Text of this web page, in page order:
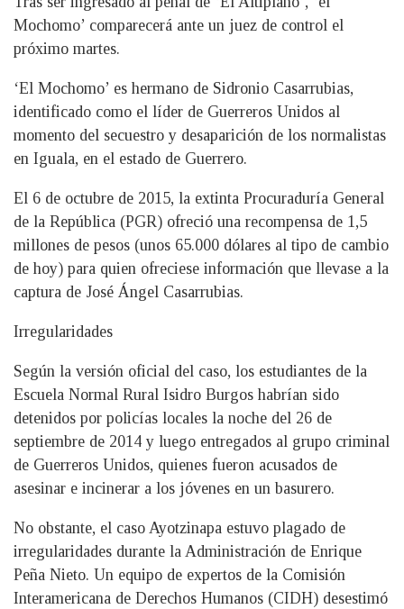
Mochomo’ comparecerá ante un juez de control el
próximo martes.
‘El Mochomo’ es hermano de Sidronio Casarrubias,
identificado como el líder de Guerreros Unidos al
momento del secuestro y desaparición de los normalistas
en Iguala, en el estado de Guerrero.
El 6 de octubre de 2015, la extinta Procuraduría General
de la República (PGR) ofreció una recompensa de 1,5
millones de pesos (unos 65.000 dólares al tipo de cambio
de hoy) para quien ofreciese información que llevase a la
captura de José Ángel Casarrubias.
Irregularidades
Según la versión oficial del caso, los estudiantes de la
Escuela Normal Rural Isidro Burgos habrían sido
detenidos por policías locales la noche del 26 de
septiembre de 2014 y luego entregados al grupo criminal
de Guerreros Unidos, quienes fueron acusados de
asesinar e incinerar a los jóvenes en un basurero.
No obstante, el caso Ayotzinapa estuvo plagado de
irregularidades durante la Administración de Enrique
Peña Nieto. Un equipo de expertos de la Comisión
Interamericana de Derechos Humanos (CIDH) desestimó